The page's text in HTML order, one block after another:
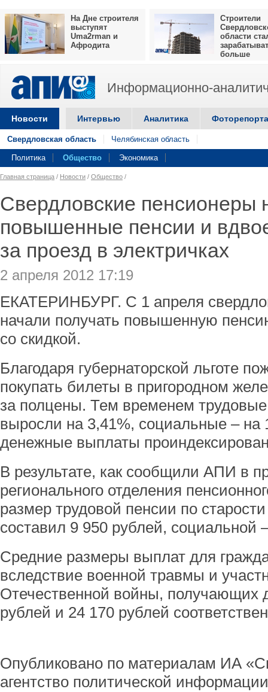
На Дне строителя
выступят
Uma2rman и
Афродита
Строители
области
больше
Информационно-
Новости Интервью Аналитика
Свердловская область Челябинская область
Политика Общество Экономика
Главная страница / Новости / Общество /
Свердловские пенсионеры
повышенные пенсии и
за проезд в электричках
2 апреля 2012 17:19
ЕКАТЕРИНБУРГ. С 1 апреля
начали получать повышенную
со скидкой.
Благодаря губернаторской льготе
покупать билеты в пригородном
за полцены. Тем временем
выросли на 3,41%, социальные –
денежные выплаты
В результате, как сообщили АПИ в
регионального отделения
размер трудовой пенсии по
составил 9 950 рублей, социальной
Средние размеры выплат для
вследствие военной травмы и
Отечественной войны, получающих
рублей и 24 170 рублей
Опубликовано по материалам ИА
агентство политической